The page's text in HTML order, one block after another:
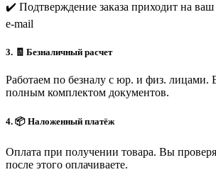
✔️ Подтверждение заказа приходит на
e-mail
3. 🧾 Безналичный расчет
Работаем по безналу с юр. и физ. лицами.
полным комплектом документов.
4. 📦 Наложенный платёж
Оплата при получении товара. Вы
после этого оплачиваете.